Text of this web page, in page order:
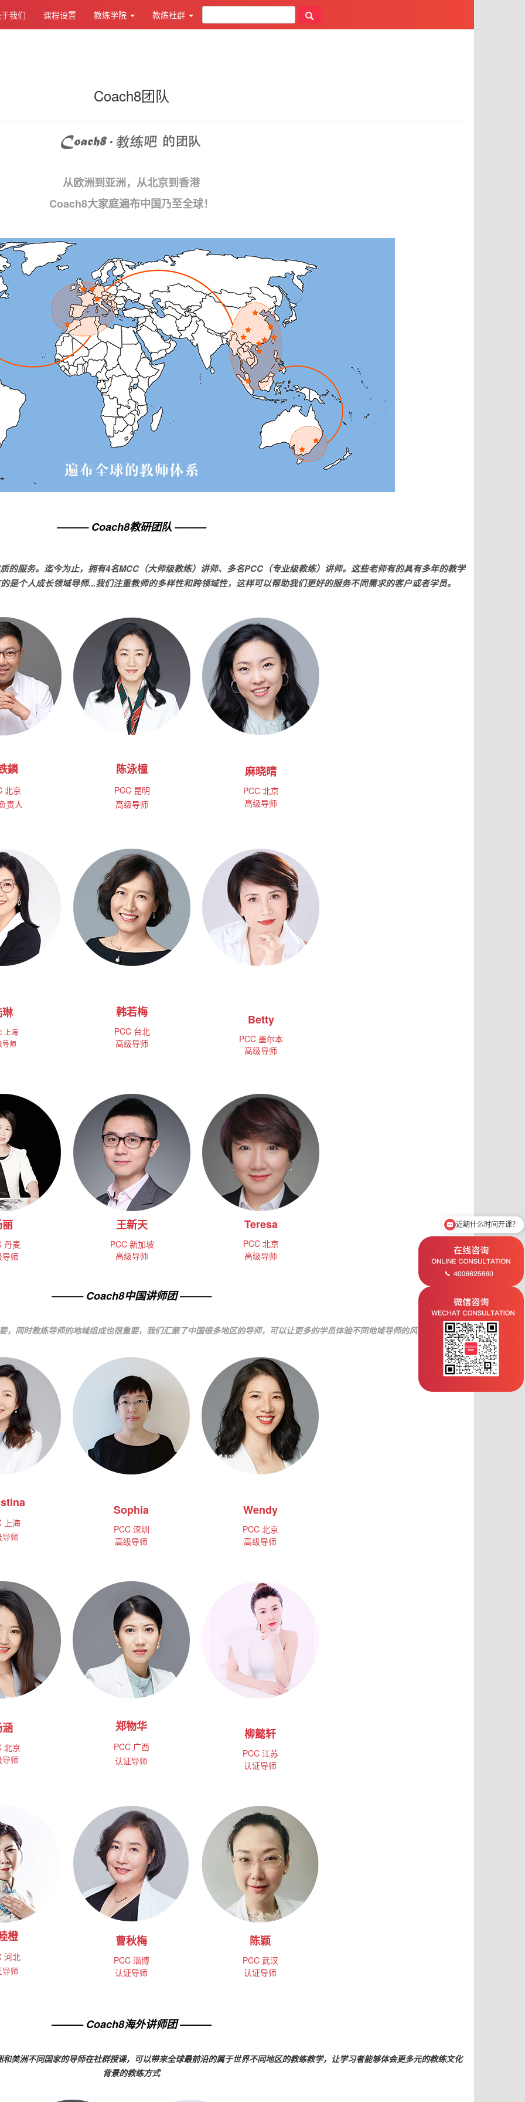
我们 课程设置 教练学院 教练社群
Coach8团队
从欧洲到亚洲， 从北京到香港
Coach8大家庭遍布中国乃至全球！
——— Coach8教研团队 ———
的服务。迄今为止，拥有4名MCC（大师级教练）讲师、多名PCC（专业级教练）讲师。这些老师有的具有多年的教学
是个人成长领域导师...我们注重教师的多样性和跨领域性，这样可以帮助我们更好的服务不同需求的客户或者学员。
鏻
北京
责人
陈泳橦
PCC 昆明
高级导师
麻晓晴
PCC北京
高级导师
上海
导师
韩若梅
PCC台北
高级导师
Betty
PCC 墨尔本
高级导师
丹麦
导师
王新天
PCC 新加坡
高级导师
Teresa
PCC北京
高级导师
——— Coach8中国讲师团 ———
同时教练导师的地域组成也很重要，我们汇聚了中国很多地区的导师，可以让更多的学员体验不同地域导师的风格
上海
导师
Sophia
PCC深圳
高级导师
Wendy
PCC北京
高级导师
北京
导师
郑物华
PCC广西
认证导师
柳懿轩
PCC江苏
认证导师
橙
河北
导师
曹秋梅
PCC淄博
认证导师
陈颖
PCC武汉
认证导师
——— Coach8海外讲师团 ———
美洲不同国家的导师在社群授课，可以带来全球最前沿的属于世界不同地区的教练教学，让学习者能够体会更多元的教练文化
背景的教练方式
近期什么时间开课？